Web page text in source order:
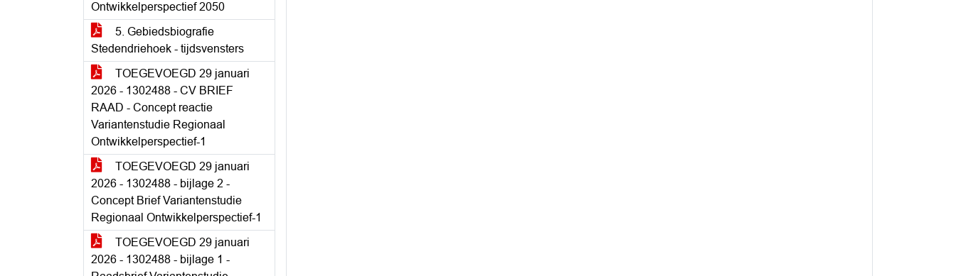
Ontwikkelperspectief 2050
5. Gebiedsbiografie
Stedendriehoek - tijdsvensters
TOEGEVOEGD 29 januari
2026 - 1302488 - CV BRIEF
RAAD - Concept reactie
Variantenstudie Regionaal
Ontwikkelperspectief-1
TOEGEVOEGD 29 januari
2026 - 1302488 - bijlage 2 -
Concept Brief Variantenstudie
Regionaal Ontwikkelperspectief-1
TOEGEVOEGD 29 januari
2026 - 1302488 - bijlage 1 -